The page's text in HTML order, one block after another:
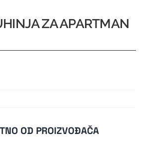
ZA APARTMAN
OD PROIZVOĐAČA